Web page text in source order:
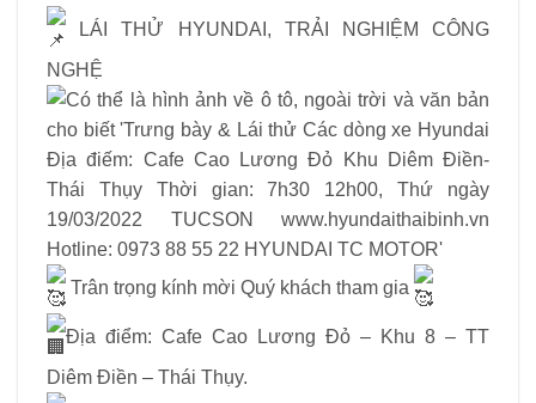
LÁI THỬ HYUNDAI, TRẢI NGHIỆM CÔNG
NGHỆ
Trân trọng kính mời Quý khách tham gia
Địa điểm: Cafe Cao Lương Đỏ – Khu 8 – TT
Diêm Điền – Thái Thụy.